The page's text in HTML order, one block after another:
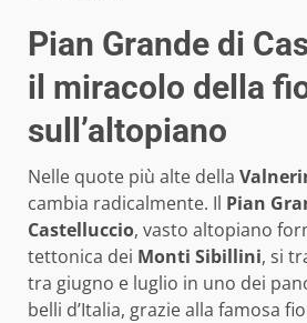
Pian Grande di
il miracolo della
sull’altopiano
Nelle quote più alte della
cambia radicalmente. Il Pian
Castelluccio, vasto altopiano
tettonica dei Monti Sibillini, si
tra giugno e luglio in uno dei
belli d’Italia, grazie alla famosa